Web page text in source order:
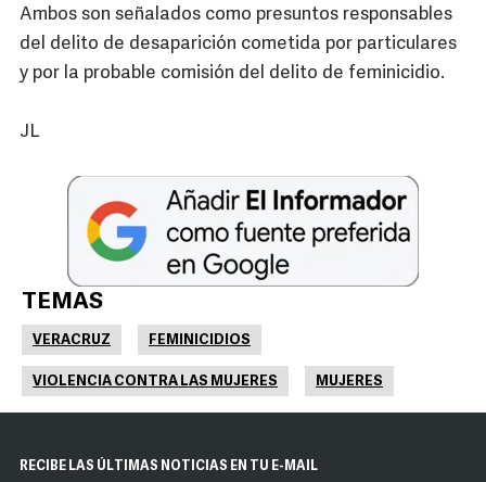
Ambos son señalados como presuntos responsables
del delito de desaparición cometida por particulares
y por la probable comisión del delito de feminicidio.
JL
TEMAS
VERACRUZ FEMINICIDIOS
VIOLENCIA CONTRA LAS MUJERES MUJERES
RECIBE LAS ÚLTIMAS NOTICIAS EN TU E-MAIL